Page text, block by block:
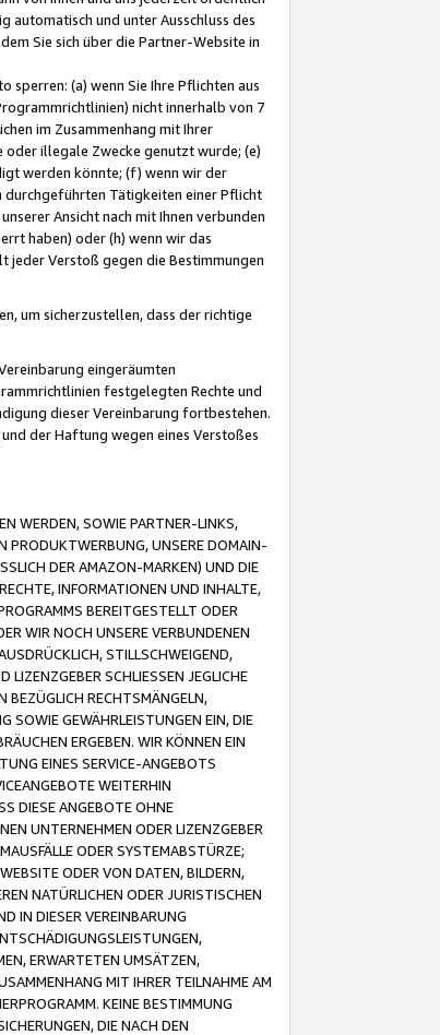
automatisch und unter Ausschluss des
Sie sich über die Partner-Website in
sperren: (a) wenn Sie Ihre Pflichten aus
nicht innerhalb von 7
im Zusammenhang mit Ihrer
illegale Zwecke genutzt wurde; (e)
werden könnte; (f) wenn wir der
durchgeführten Tätigkeiten einer Pflicht
Ansicht nach mit Ihnen verbunden
haben) oder (h) wenn wir das
jeder Verstoß gegen die Bestimmungen
um sicherzustellen, dass der richtige
eingeräumten
festgelegten Rechte und
dieser Vereinbarung fortbestehen.
der Haftung wegen eines Verstoßes
WERDEN, SOWIE PARTNER-LINKS,
PRODUKTWERBUNG, UNSERE DOMAIN-
DER AMAZON-MARKEN) UND DIE
INFORMATIONEN UND INHALTE,
BEREITGESTELLT ODER
WIR NOCH UNSERE VERBUNDENEN
STILLSCHWEIGEND,
LIZENZGEBER SCHLIESSEN JEGLICHE
BEZÜGLICH RECHTSMÄNGELN,
SOWIE GEWÄHRLEISTUNGEN EIN, DIE
ERGEBEN. WIR KÖNNEN EIN
EINES SERVICE-ANGEBOTS
WEITERHIN
DIESE ANGEBOTE OHNE
UNTERNEHMEN ODER LIZENZGEBER
ODER SYSTEMABSTÜRZE;
ODER VON DATEN, BILDERN,
NATÜRLICHEN ODER JURISTISCHEN
IN DIESER VEREINBARUNG
ERWARTETEN UMSÄTZEN,
MIT IHRER TEILNAHME AM
KEINE BESTIMMUNG
DIE NACH DEN